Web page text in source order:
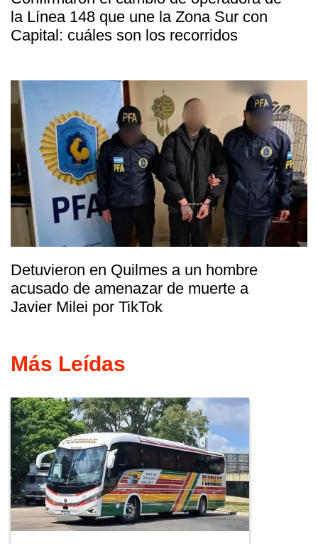
la Línea 148 que une la Zona Sur con
Capital: cuáles son los recorridos
Detuvieron en Quilmes a un hombre
acusado de amenazar de muerte a
Javier Milei por TikTok
Más Leídas